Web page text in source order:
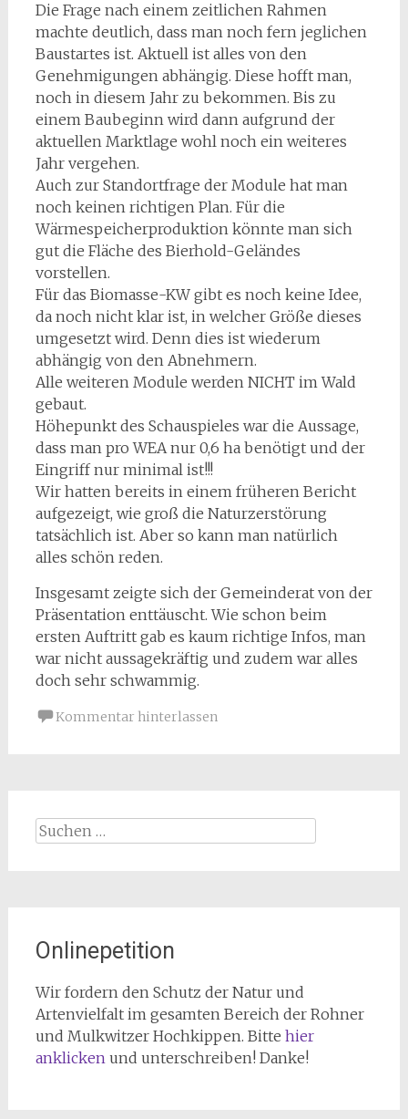
Die Frage nach einem zeitlichen Rahmen
machte deutlich, dass man noch fern jeglichen
Baustartes ist. Aktuell ist alles von den
Genehmigungen abhängig. Diese hofft man,
noch in diesem Jahr zu bekommen. Bis zu
einem Baubeginn wird dann aufgrund der
aktuellen Marktlage wohl noch ein weiteres
Jahr vergehen.
Auch zur Standortfrage der Module hat man
noch keinen richtigen Plan. Für die
Wärmespeicherproduktion könnte man sich
gut die Fläche des Bierhold-Geländes
vorstellen.
Für das Biomasse-KW gibt es noch keine Idee,
da noch nicht klar ist, in welcher Größe dieses
umgesetzt wird. Denn dies ist wiederum
abhängig von den Abnehmern.
Alle weiteren Module werden NICHT im Wald
gebaut.
Höhepunkt des Schauspieles war die Aussage,
dass man pro WEA nur 0,6 ha benötigt und der
Eingriff nur minimal ist!!!
Wir hatten bereits in einem früheren Bericht
aufgezeigt, wie groß die Naturzerstörung
tatsächlich ist. Aber so kann man natürlich
alles schön reden.
Insgesamt zeigte sich der Gemeinderat von der
Präsentation enttäuscht. Wie schon beim
ersten Auftritt gab es kaum richtige Infos, man
war nicht aussagekräftig und zudem war alles
doch sehr schwammig.
Kommentar hinterlassen
Suchen
Onlinepetition
Wir fordern den Schutz der Natur und
Artenvielfalt im gesamten Bereich der Rohner
und Mulkwitzer Hochkippen. Bitte hier
anklickenund unterschreiben! Danke!